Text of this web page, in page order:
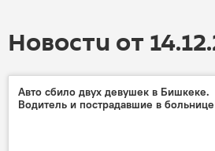
Новости от
Авто сбило двух девушек в Бишкеке.
Водитель и пострадавшие в больнице